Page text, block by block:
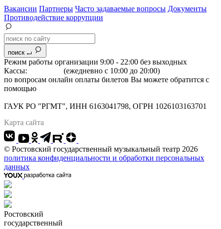
Вакансии Партнеры Часто задаваемые вопросы Документы
Противодействие коррупции
поиск
Режим работы организации 9:00 - 22:00 без выходных
Кассы:
(ежедневно с 10:00 до 20:00)
по вопросам онлайн оплаты билетов Вы можете обратится с
помощью
ГАУК РО "РГМТ", ИНН 6163041798, ОГРН 1026103163701
Карта сайта
© Ростовский государственный музыкальный театр 2026
политика конфиденциальности и обработки персональных
данных
Ростовский
государственный